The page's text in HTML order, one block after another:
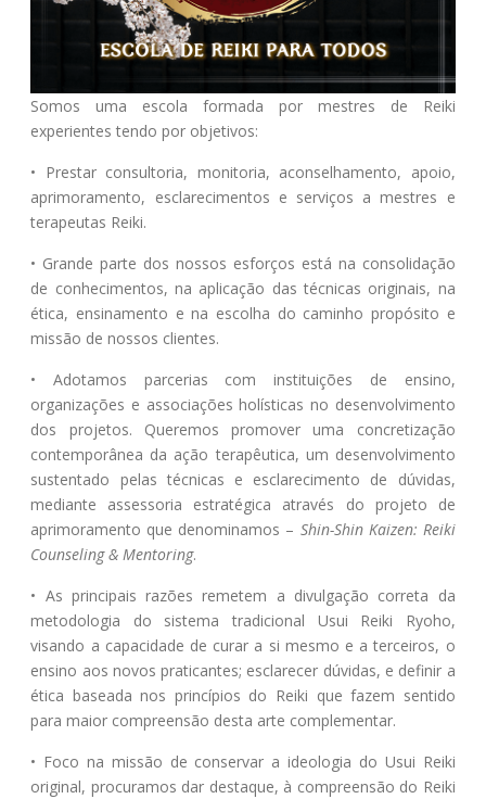
Somos uma escola formada por mestres de Reiki
experientes tendo por objetivos:
• Prestar consultoria, monitoria, aconselhamento, apoio,
aprimoramento, esclarecimentos e serviços a mestres e
terapeutas Reiki.
• Grande parte dos nossos esforços está na consolidação
de conhecimentos, na aplicação das técnicas originais, na
ética, ensinamento e na escolha do caminho propósito e
missão de nossos clientes.
• Adotamos parcerias com instituições de ensino,
organizações e associações holísticas no desenvolvimento
dos projetos. Queremos promover uma concretização
contemporânea da ação terapêutica, um desenvolvimento
sustentado pelas técnicas e esclarecimento de dúvidas,
mediante assessoria estratégica através do projeto de
aprimoramento que denominamos – Shin-Shin Kaizen: Reiki
Counseling & Mentoring.
• As principais razões remetem a divulgação correta da
metodologia do sistema tradicional Usui Reiki Ryoho,
visando a capacidade de curar a si mesmo e a terceiros, o
ensino aos novos praticantes; esclarecer dúvidas, e definir a
ética baseada nos princípios do Reiki que fazem sentido
para maior compreensão desta arte complementar.
• Foco na missão de conservar a ideologia do Usui Reiki
original, procuramos dar destaque, à compreensão do Reiki